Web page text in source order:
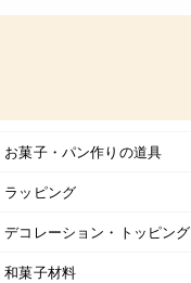
お菓子・パン作りの道具
ラッピング
デコレーション・トッピング
和菓子材料